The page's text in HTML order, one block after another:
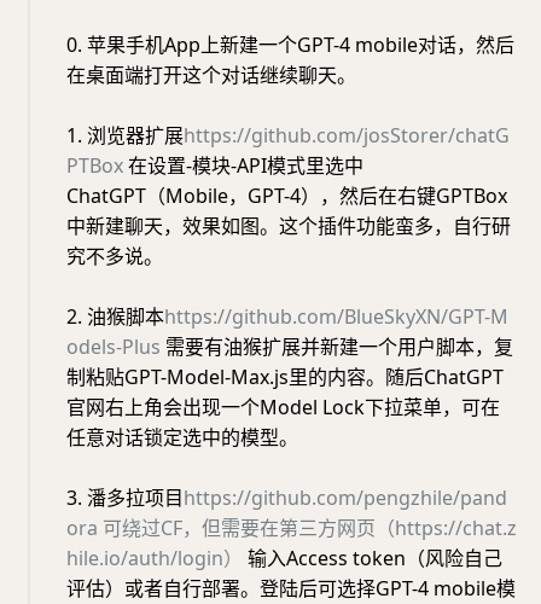
0. 苹果手机App上新建一个GPT-4 mobile对话，然后
在桌面端打开这个对话继续聊天。
1. 浏览器扩展https://github.com/josStorer/chatG
PTBox在设置-模块-API模式里选中
ChatGPT（Mobile，GPT-4），然后在右键GPTBox
中新建聊天，效果如图。这个插件功能蛮多，自行研
究不多说。
2. 油猴脚本https://github.com/BlueSkyXN/GPT-M
odels-Plus 需要有油猴扩展并新建一个用户脚本，复
制粘贴GPT-Model-Max.js里的内容。随后ChatGPT
官网右上角会出现一个Model Lock下拉菜单，可在
任意对话锁定选中的模型。
3. 潘多拉项目https://github.com/pengzhile/pand
ora 可绕过CF，但需要在第三方网页（https://chat.z
hile.io/auth/login）
输入Access token（风险自己
评估）或者自行部署。登陆后可选择GPT-4 mobile模